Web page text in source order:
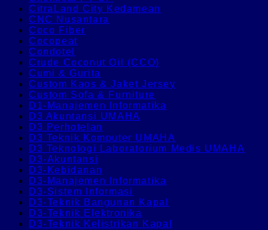
CitraLand City Kedamean
CNC Nusantara
Coco Fiber
Cocopeat
Condotel
Crude Coconut Oil (CCO)
Cumi & Gurita
Custom Kaos & Jaket Jersey
Custom Sofa & Furniture
D1-Manajemen Informatika
D3 Akuntansi UMAHA
D3 Perhotelan
D3 Teknik Komputer UMAHA
D3 Teknologi Laboratorium Medis UMAHA
D3-Akuntansi
D3-Kebidanan
D3-Manajemen Informatika
D3-Sistem Informasi
D3-Teknik Bangunan Kapal
D3-Teknik Elektronika
D3-Teknik Kelistrikan Kapal